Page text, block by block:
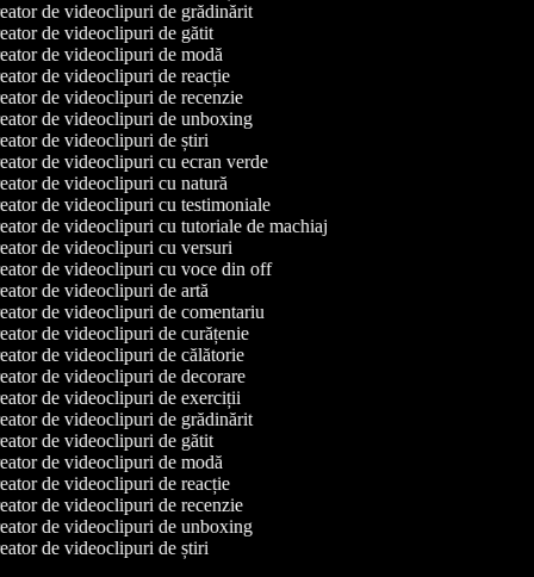
de videoclipuri de grădinărit
de videoclipuri de gătit
de videoclipuri de modă
de videoclipuri de reacție
de videoclipuri de recenzie
de videoclipuri de unboxing
de videoclipuri de știri
de videoclipuri cu ecran verde
de videoclipuri cu natură
de videoclipuri cu testimoniale
de videoclipuri cu tutoriale de machiaj
de videoclipuri cu versuri
de videoclipuri cu voce din off
de videoclipuri de artă
de videoclipuri de comentariu
de videoclipuri de curățenie
de videoclipuri de călătorie
de videoclipuri de decorare
de videoclipuri de exerciții
de videoclipuri de grădinărit
de videoclipuri de gătit
de videoclipuri de modă
de videoclipuri de reacție
de videoclipuri de recenzie
de videoclipuri de unboxing
de videoclipuri de știri